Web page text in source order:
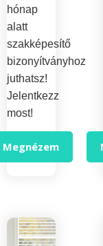
hónap
alatt
szakképesítő
bizonyítványhoz
juthatsz!
Jelentkezz
most!
Megnézem